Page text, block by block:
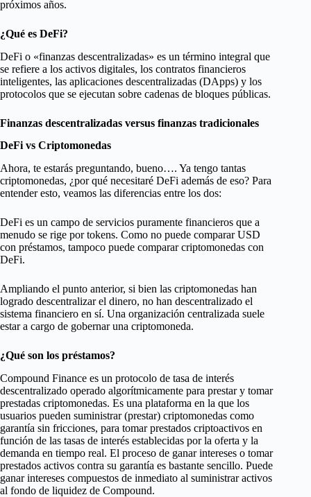
próximos años.
¿Qué es DeFi?
DeFi o «finanzas descentralizadas» es un término integral que
se refiere a los activos digitales, los contratos financieros
inteligentes, las aplicaciones descentralizadas (DApps) y los
protocolos que se ejecutan sobre cadenas de bloques públicas.
Finanzas descentralizadas versus finanzas tradicionales
DeFi vs Criptomonedas
Ahora, te estarás preguntando, bueno…. Ya tengo tantas
criptomonedas, ¿por qué necesitaré DeFi además de eso? Para
entender esto, veamos las diferencias entre los dos:
DeFi es un campo de servicios puramente financieros que a
menudo se rige por tokens. Como no puede comparar USD
con préstamos, tampoco puede comparar criptomonedas con
DeFi.
Ampliando el punto anterior, si bien las criptomonedas han
logrado descentralizar el dinero, no han descentralizado el
sistema financiero en sí. Una organización centralizada suele
estar a cargo de gobernar una criptomoneda.
¿Qué son los préstamos?
Compound Finance es un protocolo de tasa de interés
descentralizado operado algorítmicamente para prestar y tomar
prestadas criptomonedas. Es una plataforma en la que los
usuarios pueden suministrar (prestar) criptomonedas como
garantía sin fricciones, para tomar prestados criptoactivos en
función de las tasas de interés establecidas por la oferta y la
demanda en tiempo real. El proceso de ganar intereses o tomar
prestados activos contra su garantía es bastante sencillo. Puede
ganar intereses compuestos de inmediato al suministrar activos
al fondo de liquidez de Compound.